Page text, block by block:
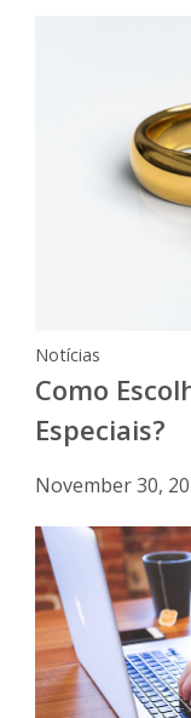
Notícias
Como
Especiais?
November 30,